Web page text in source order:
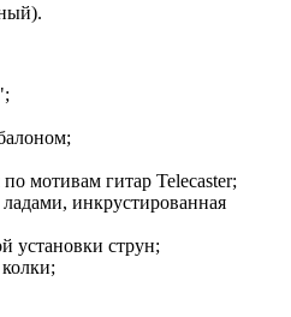
мотивам гитар Telecaster;
ладами, инкрустированная
установки струн;